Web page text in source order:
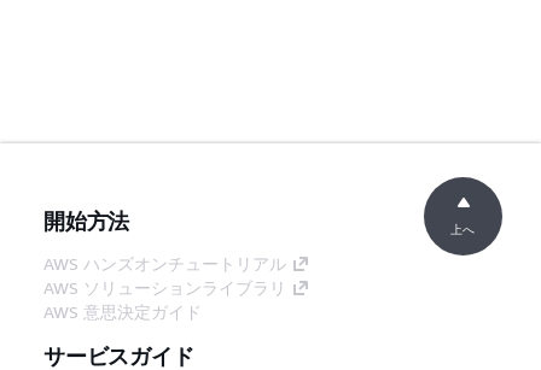
開始方法
AWS ハンズオンチュートリアル
AWS ソリューションライブラリ
AWS 意思決定ガイド
サービスガイド
上へ